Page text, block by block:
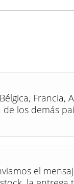
Francia,
de los demás
el